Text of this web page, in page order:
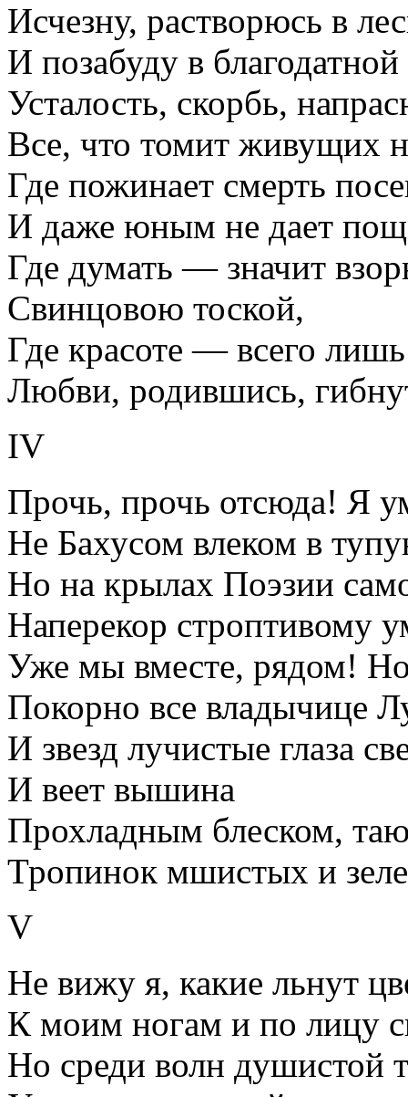
Исчезну, растворюсь в
И позабуду в благодатной
Усталость, скорбь,
Все, что томит живущих
Где пожинает смерть
И даже юным не дает
Где думать — значит
Свинцовою тоской,
Где красоте — всего
Любви, родившись,
IV
Прочь, прочь отсюда! Я
Не Бахусом влеком в
Но на крылах Поэзии
Наперекор строптивому
Уже мы вместе, рядом!
Покорно все владычице
И звезд лучистые глаза
И веет вышина
Прохладным блеском,
Тропинок мшистых и
V
Не вижу я, какие льнут
К моим ногам и по лицу
Но среди волн душистой